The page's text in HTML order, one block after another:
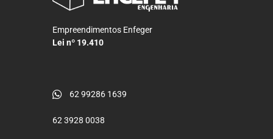
Empreendimentos Enfeger
Lei nº 19.410
62 99286 1639
62 3928 0038